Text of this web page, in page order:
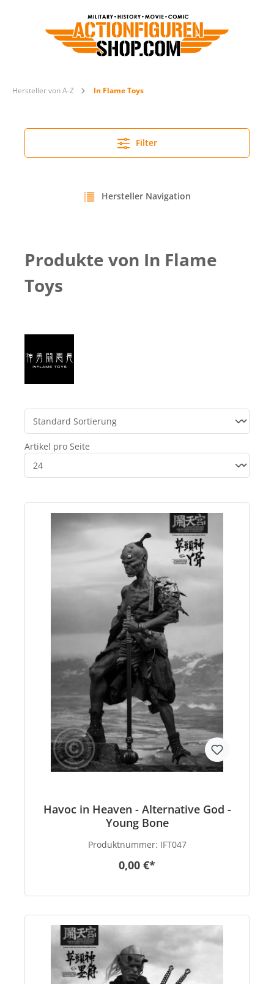
Hersteller von A-Z In Flame Toys
Filter
Hersteller Navigation
Produkte von In Flame
Toys
Artikel pro Seite
Havoc in Heaven - Alternative God -
Young Bone
Produktnummer: IFT047
0,00 €*